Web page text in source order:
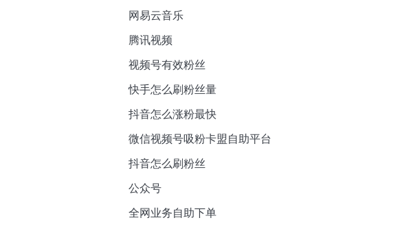
网易云音乐
腾讯视频
视频号有效粉丝
快手怎么刷粉丝量
抖音怎么涨粉最快
微信视频号吸粉卡盟自助平台
抖音怎么刷粉丝
公众号
全网业务自助下单